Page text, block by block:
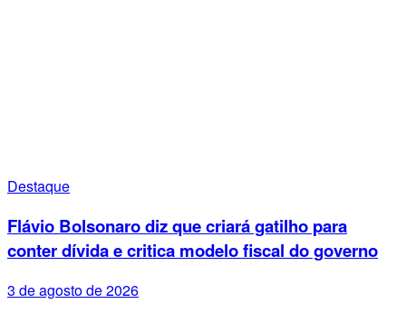
Destaque
Flávio Bolsonaro diz que criará gatilho para
conter dívida e critica modelo fiscal do governo
3 de agosto de 2026